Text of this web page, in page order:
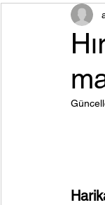
AB Doğa
AB Yurtdışı